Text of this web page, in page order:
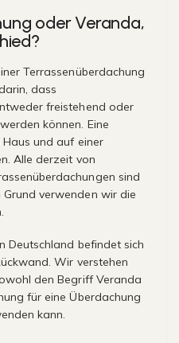
oder Veranda,
Terrassenüberdachung
dass
freistehend oder
können. Eine
und auf einer
Alle derzeit von
sind
verwenden wir die
Deutschland befindet sich
Wir verstehen
den Begriff Veranda
für eine Überdachung
kann.